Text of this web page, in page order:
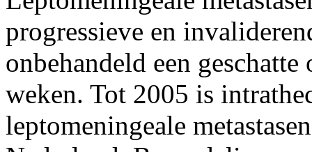
progressieve en
onbehandeld een
weken. Tot 2005 is
leptomeningeale